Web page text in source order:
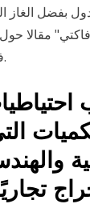
بفضل
نشرت "أرغومينتي إي
في الولايات المتحدة الأمريكية.